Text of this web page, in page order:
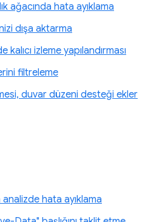
ağacında hata ayıklama
dışa aktarma
izleme yapılandırması
filtreleme
duvar düzeni desteği ekler
hata ayıklama